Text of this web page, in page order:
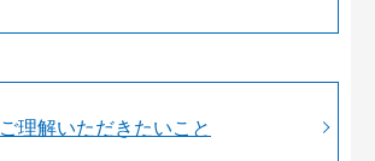
ご理解いただきたいこと